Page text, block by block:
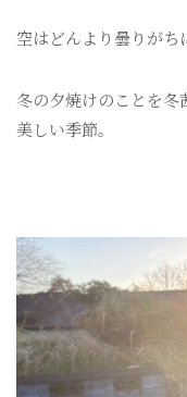
空はどんより曇りがち
冬の夕焼けのことを冬
美しい季節。